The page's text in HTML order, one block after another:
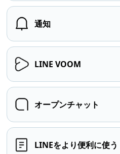
通知
LINE VOOM
オープンチャット
LINEをより便利に使う